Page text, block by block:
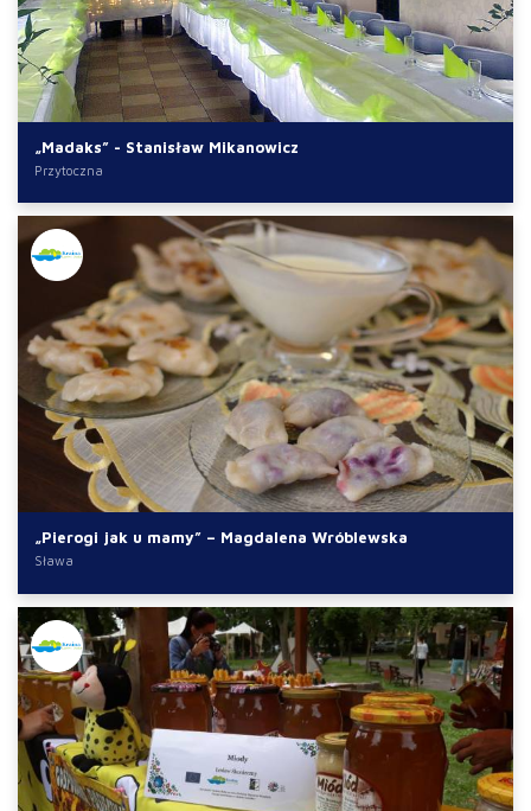
„Madaks” - Stanisław Mikanowicz
Przytoczna
„Pierogi jak u mamy” – Magdalena Wróblewska
Sława